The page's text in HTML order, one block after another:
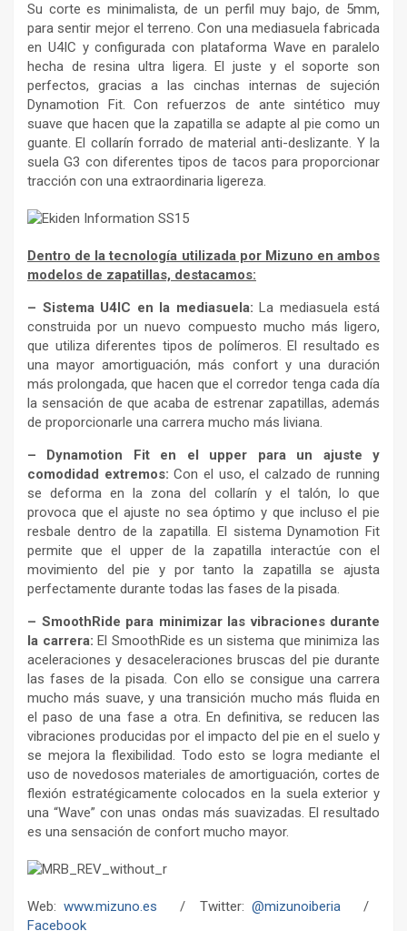
Su corte es minimalista, de un perfil muy bajo, de 5mm,
para sentir mejor el terreno. Con una mediasuela fabricada
en U4IC y configurada con plataforma Wave en paralelo
hecha de resina ultra ligera. El juste y el soporte son
perfectos, gracias a las cinchas internas de sujeción
Dynamotion Fit. Con refuerzos de ante sintético muy
suave que hacen que la zapatilla se adapte al pie como un
guante. El collarín forrado de material anti-deslizante. Y la
suela G3 con diferentes tipos de tacos para proporcionar
tracción con una extraordinaria ligereza.
Dentro de la tecnología utilizada por Mizuno en ambos
modelos de zapatillas, destacamos:
– Sistema U4IC en la mediasuela: La mediasuela está
construida por un nuevo compuesto mucho más ligero,
que utiliza diferentes tipos de polímeros. El resultado es
una mayor amortiguación, más confort y una duración
más prolongada, que hacen que el corredor tenga cada día
la sensación de que acaba de estrenar zapatillas, además
de proporcionarle una carrera mucho más liviana.
– Dynamotion Fit en el upper para un ajuste y
comodidad extremos: Con el uso, el calzado de running
se deforma en la zona del collarín y el talón, lo que
provoca que el ajuste no sea óptimo y que incluso el pie
resbale dentro de la zapatilla. El sistema Dynamotion Fit
permite que el upper de la zapatilla interactúe con el
movimiento del pie y por tanto la zapatilla se ajusta
perfectamente durante todas las fases de la pisada.
– SmoothRide para minimizar las vibraciones durante
la carrera: El SmoothRide es un sistema que minimiza las
aceleraciones y desaceleraciones bruscas del pie durante
las fases de la pisada. Con ello se consigue una carrera
mucho más suave, y una transición mucho más fluida en
el paso de una fase a otra. En definitiva, se reducen las
vibraciones producidas por el impacto del pie en el suelo y
se mejora la flexibilidad. Todo esto se logra mediante el
uso de novedosos materiales de amortiguación, cortes de
flexión estratégicamente colocados en la suela exterior y
una “Wave” con unas ondas más suavizadas. El resultado
es una sensación de confort mucho mayor.
Web:www.mizuno.es / Twitter:@mizunoiberia /
Facebook